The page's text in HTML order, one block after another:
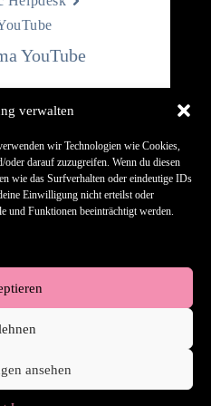
verwalten
wir Technologien wie Cookies,
darauf zuzugreifen. Wenn du diesen
wie das Surfverhalten oder eindeutige IDs
Einwilligung nicht erteilst oder
und Funktionen beeinträchtigt werden.
ansehen
YouTube
Content-ID?
können an YouTube
Content ID, aber
liefern?
AGB